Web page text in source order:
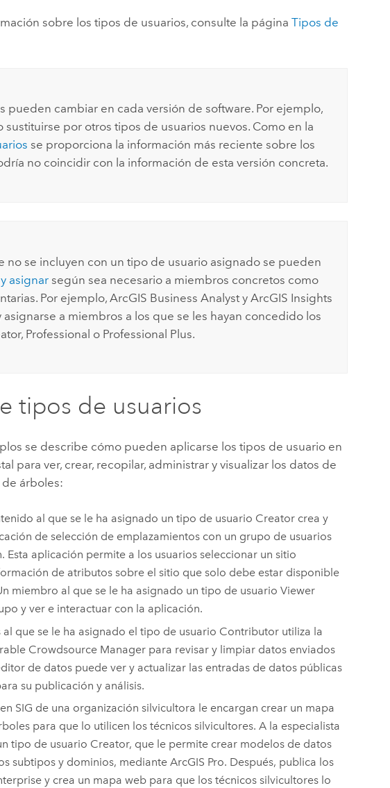
sobre los tipos de usuarios, consulte la páginaTipos de
pueden cambiar en cada versión de software. Por ejemplo,
por otros tipos de usuarios nuevos. Como en la
se proporciona la información más reciente sobre los
no coincidir con la información de esta versión concreta.
no se incluyen con un tipo de usuario asignado se pueden
asignarsegún sea necesario a miembros concretos como
Por ejemplo, ArcGIS Business Analysty ArcGIS Insights
a miembros a los que se les hayan concedido los
, Professional o Professional Plus.
tipos de usuarios
se describe cómo pueden aplicarse los tipos de usuario en
para ver, crear, recopilar, administrar y visualizar los datos de
árboles:
al que se le ha asignado un tipo de usuario Creatorcrea y
de selección de emplazamientos con un grupo de usuarios
Esta aplicación permite a los usuarios seleccionar un sitio
de atributos sobre el sitio que solo debe estar disponible
miembro al que se le ha asignado un tipo de usuario Viewer
y ver e interactuar con la aplicación.
que se le ha asignado el tipo de usuario Contributorutiliza la
Crowdsource Manager para revisar y limpiar datos enviados
de datos puede ver y actualizar las entradas de datos públicas
su publicación y análisis.
SIG de una organización silvicultora le encargan crear un mapa
para que lo utilicen los técnicos silvicultores. A la especialista
tipo de usuario Creator, que le permite crear modelos de datos
subtipos y dominios, mediante ArcGIS Pro. Después, publica los
y crea un mapa web para que los técnicos silvicultores lo